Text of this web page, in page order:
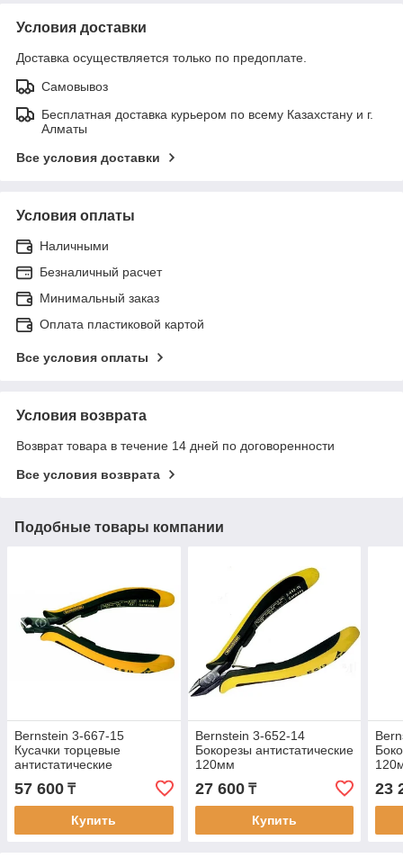
Условия доставки
Доставка осуществляется только по предоплате.
Самовывоз
Бесплатная доставка курьером по всему Казахстану и г.
Алматы
Все условия доставки
Условия оплаты
Наличными
Безналичный расчет
Минимальный заказ
Оплата пластиковой картой
Все условия оплаты
Условия возврата
Возврат товара в течение 14 дней по договоренности
Все условия возврата
Подобные товары компании
Bernstein 3-667-15
Кусачки торцевые
антистатические
57 600 ₸
Купить
Bernstein 3-652-14
Бокорезы антистатические
120мм
27 600₸
Купить
23